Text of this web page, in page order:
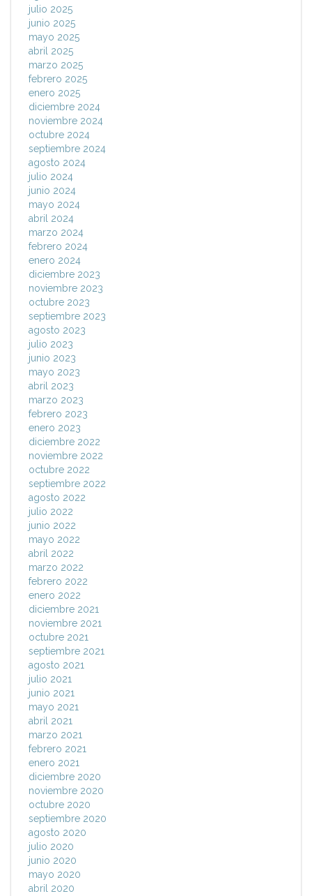
julio 2025
junio 2025
mayo 2025
abril 2025
marzo 2025
febrero 2025
enero 2025
diciembre 2024
noviembre 2024
octubre 2024
septiembre 2024
agosto 2024
julio 2024
junio 2024
mayo 2024
abril 2024
marzo 2024
febrero 2024
enero 2024
diciembre 2023
noviembre 2023
octubre 2023
septiembre 2023
agosto 2023
julio 2023
junio 2023
mayo 2023
abril 2023
marzo 2023
febrero 2023
enero 2023
diciembre 2022
noviembre 2022
octubre 2022
septiembre 2022
agosto 2022
julio 2022
junio 2022
mayo 2022
abril 2022
marzo 2022
febrero 2022
enero 2022
diciembre 2021
noviembre 2021
octubre 2021
septiembre 2021
agosto 2021
julio 2021
junio 2021
mayo 2021
abril 2021
marzo 2021
febrero 2021
enero 2021
diciembre 2020
noviembre 2020
octubre 2020
septiembre 2020
agosto 2020
julio 2020
junio 2020
mayo 2020
abril 2020